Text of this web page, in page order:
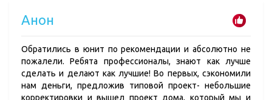
Анон
Обратились в юнит по рекомендации и абсолютно не
пожалели. Ребята профессионалы, знают как лучше
сделать и делают как лучшие! Во первых, сэкономили
нам деньги, предложив типовой проект- небольшие
корректировки и вышел проект дома, который мы и